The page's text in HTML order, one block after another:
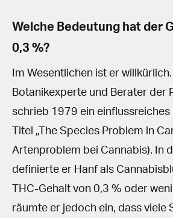
Welche Bedeutung hat der
0,3 %?
Im Wesentlichen ist er
Botanikexperte und Berater der
schrieb 1979 ein einflussreiches
Titel „The Species Problem in
Artenproblem bei Cannabis). In
definierte er Hanf als
THC-Gehalt von 0,3 % oder
räumte er jedoch ein, dass viele